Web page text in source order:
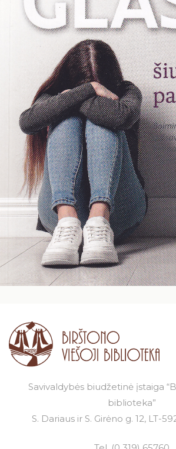
Savivaldybės biudžetinė įstaiga
biblioteka”
S. Dariaus ir S. Girėno g. 12, LT-